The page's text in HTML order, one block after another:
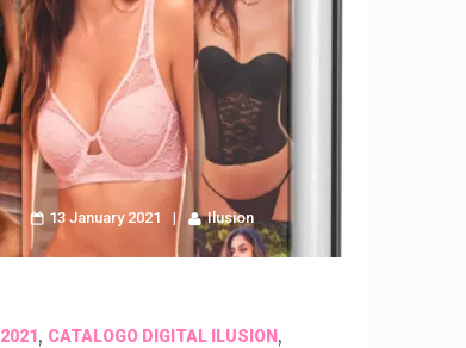
13 January 2021 Ilusion
2021, CATALOGO DIGITAL ILUSION ,